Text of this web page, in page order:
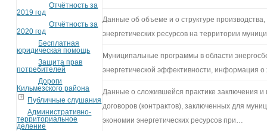
Отчётность за
2019 год
Отчётность за
2020 год
Бесплатная
юридическая помощь
Защита прав
потребителей
Дороги
Кильмезского района
Публичные слушания
Административно-
территориальное
деление
Данные об объеме и о структуре
энергетических ресурсов на территории
Муниципальные программы в области
энергетической эффективности, информация
Данные о сложившейся практике заключения и
договоров (контрактов), заключенных для
экономии энергетических ресурсов при…